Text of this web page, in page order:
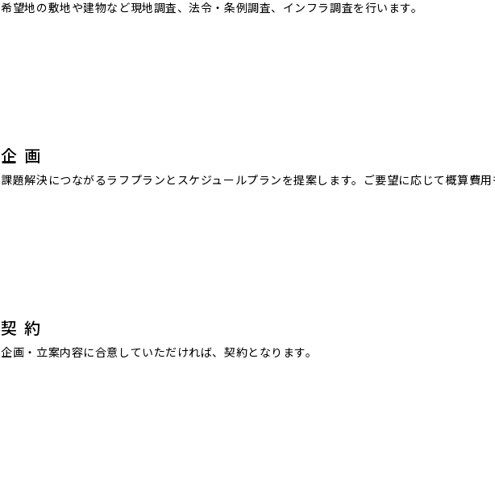
希望地の敷地や建物など現地調査、法令・条例調査、インフラ調査を行います。
企 画
課題解決につながるラフプランとスケジュールプランを提案します。ご要望に応じて概算費
契 約
企画・立案内容に合意していただければ、契約となります。